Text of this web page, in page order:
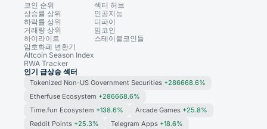
코인 순위
상승률 상위
하락률 상위
거래량 상위
하이라이트
암호화폐 변환기
Altcoin Season Index
RWA Tracker
섹터 허브
인공지능
디파이
밈코인
스테이블코인들
인기 급상승 섹터
Tokenized Non-US Government Securities +286668.6%
Etherfuse Ecosystem +286668.6%
Time.fun Ecosystem +138.6% Arcade Games +25.8%
Reddit Points +25.3% Telegram Apps +18.6%